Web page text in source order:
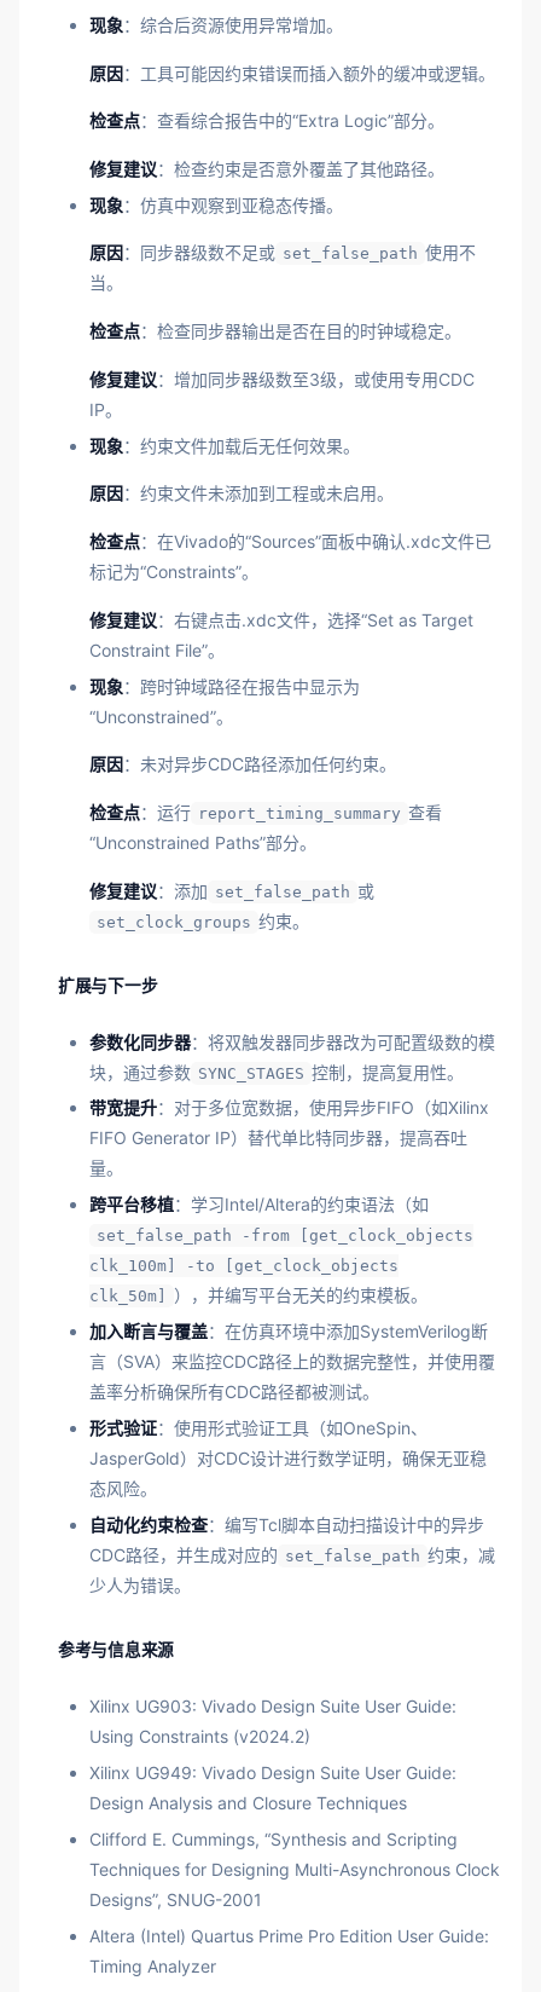
现象：综合后资源使用异常增加。
原因：工具可能因约束错误而插入额外的缓冲或逻辑。
检查点：查看综合报告中的“Extra Logic”部分。
修复建议：检查约束是否意外覆盖了其他路径。
现象：仿真中观察到亚稳态传播。
原因 ：同步器级数不足或 set_false_path 使用不
当。
检查点：检查同步器输出是否在目的时钟域稳定。
修复建议：增加同步器级数至3级，或使用专用CDC
IP。
现象：约束文件加载后无任何效果。
原因：约束文件未添加到工程或未启用。
检查点：在Vivado的“Sources”面板中确认.xdc文件已
标记为“Constraints”。
修复建议：右键点击.xdc文件，选择“Set as Target
Constraint File”。
现象：跨时钟域路径在报告中显示为
“Unconstrained”。
原因：未对异步CDC路径添加任何约束。
检查点：运行 report_timing_summary 查看
“Unconstrained Paths”部分。
修复建议：添加 set_false_path 或
set_clock_groups 约束。
扩展与下一步
参数化同步器：将双触发器同步器改为可配置级数的模
块，通过参数 SYNC_STAGES 控制，提高复用性。
带宽提升：对于多位宽数据，使用异步FIFO（如Xilinx
FIFO Generator IP）替代单比特同步器，提高吞吐
量。
跨平台移植：学习Intel/Altera的约束语法（如
set_false_path -from [get_clock_objects
clk_100m] -to [get_clock_objects
clk_50m]
），并编写平台无关的约束模板。
加入断言与覆盖：在仿真环境中添加SystemVerilog断
言（SVA）来监控CDC路径上的数据完整性，并使用覆
盖率分析确保所有CDC路径都被测试。
形式验证：使用形式验证工具（如OneSpin、
JasperGold）对CDC设计进行数学证明，确保无亚稳
态风险。
自动化约束检查：编写Tcl脚本自动扫描设计中的异步
CDC路径，并生成对应的 set_false_path 约束，减
少人为错误。
参考与信息来源
Xilinx UG903: Vivado Design Suite User Guide:
Using Constraints (v2024.2)
Xilinx UG949: Vivado Design Suite User Guide:
Design Analysis and Closure Techniques
Clifford E. Cummings, “Synthesis and Scripting
Techniques for Designing Multi-Asynchronous Clock
Designs”, SNUG-2001
Altera (Intel) Quartus Prime Pro Edition User Guide:
Timing Analyzer